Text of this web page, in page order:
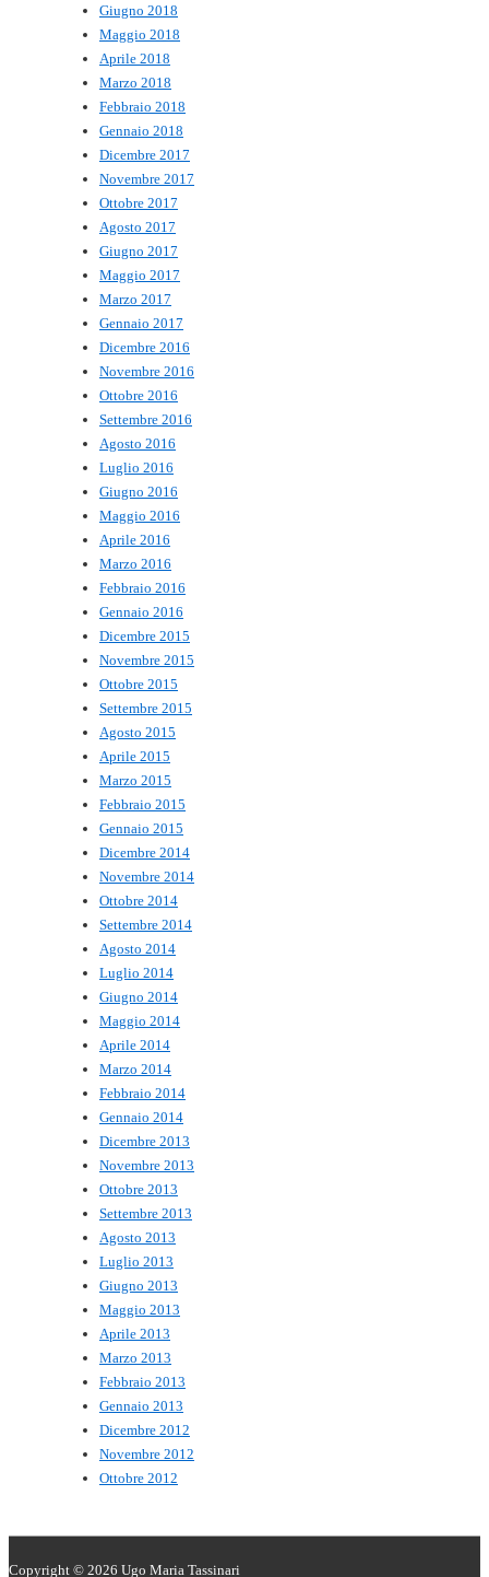
Giugno 2018
Maggio 2018
Aprile 2018
Marzo 2018
Febbraio 2018
Gennaio 2018
Dicembre 2017
Novembre 2017
Ottobre 2017
Agosto 2017
Giugno 2017
Maggio 2017
Marzo 2017
Gennaio 2017
Dicembre 2016
Novembre 2016
Ottobre 2016
Settembre 2016
Agosto 2016
Luglio 2016
Giugno 2016
Maggio 2016
Aprile 2016
Marzo 2016
Febbraio 2016
Gennaio 2016
Dicembre 2015
Novembre 2015
Ottobre 2015
Settembre 2015
Agosto 2015
Aprile 2015
Marzo 2015
Febbraio 2015
Gennaio 2015
Dicembre 2014
Novembre 2014
Ottobre 2014
Settembre 2014
Agosto 2014
Luglio 2014
Giugno 2014
Maggio 2014
Aprile 2014
Marzo 2014
Febbraio 2014
Gennaio 2014
Dicembre 2013
Novembre 2013
Ottobre 2013
Settembre 2013
Agosto 2013
Luglio 2013
Giugno 2013
Maggio 2013
Aprile 2013
Marzo 2013
Febbraio 2013
Gennaio 2013
Dicembre 2012
Novembre 2012
Ottobre 2012
Copyright © 2026 Ugo Maria Tassinari